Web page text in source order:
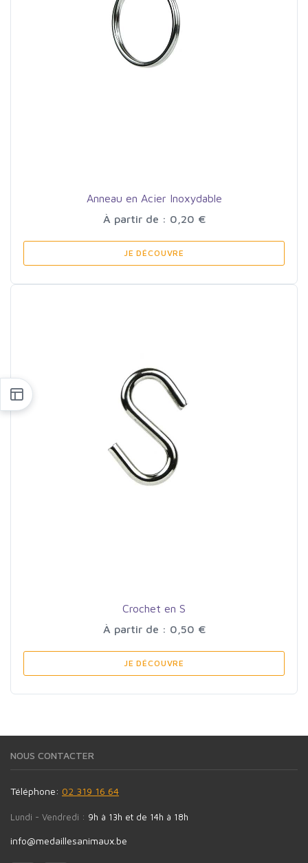
Anneau en Acier Inoxydable
À partir de : 0,20 €
JE DÉCOUVRE
Crochet en S
À partir de : 0,50 €
JE DÉCOUVRE
NOUS CONTACTER
Téléphone: 02 319 16 64
Lundi - Vendredi : 9h à 13h et de 14h à 18h
info@medaillesanimaux.be